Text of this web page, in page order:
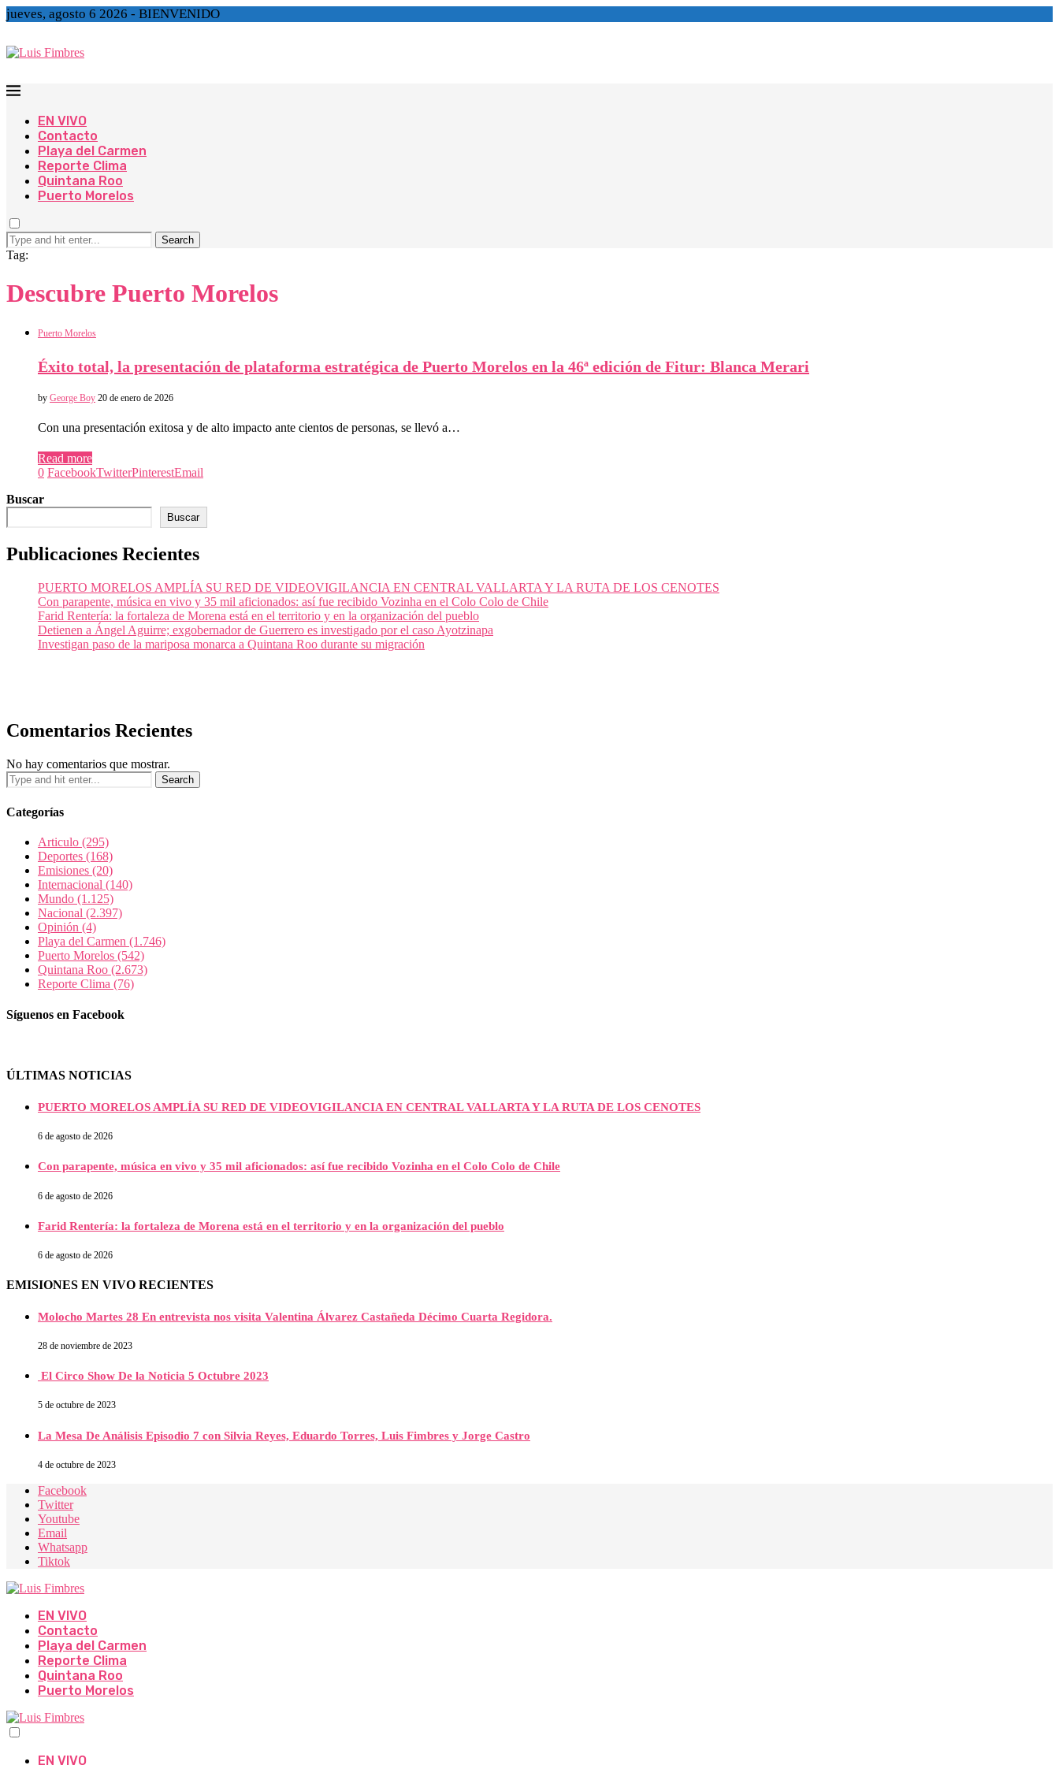
jueves, agosto 6 2026 - BIENVENIDO
EN VIVO
Contacto
Playa del Carmen
Reporte Clima
Quintana Roo
Puerto Morelos
Search
Tag:
Descubre Puerto Morelos
Puerto Morelos
Éxito total, la presentación de plataforma estratégica de Puerto Morelos en la 46ª edición de Fitur: Blanca Merari
by George Boy 20 de enero de 2026
Con una presentación exitosa y de alto impacto ante cientos de personas, se llevó a…
Read more
0 FacebookTwitterPinterestEmail
Buscar
Buscar
Publicaciones Recientes
PUERTO MORELOS AMPLÍA SU RED DE VIDEOVIGILANCIA EN CENTRAL VALLARTA Y LA RUTA DE LOS CENOTES
Con parapente, música en vivo y 35 mil aficionados: así fue recibido Vozinha en el Colo Colo de Chile
Farid Rentería: la fortaleza de Morena está en el territorio y en la organización del pueblo
Detienen a Ángel Aguirre; exgobernador de Guerrero es investigado por el caso Ayotzinapa
Investigan paso de la mariposa monarca a Quintana Roo durante su migración
Comentarios Recientes
No hay comentarios que mostrar.
Categorías
Articulo (295)
Deportes (168)
Emisiones (20)
Internacional (140)
Mundo (1.125)
Nacional (2.397)
Opinión (4)
Playa del Carmen (1.746)
Puerto Morelos (542)
Quintana Roo (2.673)
Reporte Clima (76)
Síguenos en Facebook
ÚLTIMAS NOTICIAS
PUERTO MORELOS AMPLÍA SU RED DE VIDEOVIGILANCIA EN CENTRAL VALLARTA Y LA RUTA DE LOS CENOTES
6 de agosto de 2026
Con parapente, música en vivo y 35 mil aficionados: así fue recibido Vozinha en el Colo Colo de Chile
6 de agosto de 2026
Farid Rentería: la fortaleza de Morena está en el territorio y en la organización del pueblo
6 de agosto de 2026
EMISIONES EN VIVO RECIENTES
Molocho Martes 28 En entrevista nos visita Valentina Álvarez Castañeda Décimo Cuarta Regidora.
28 de noviembre de 2023
El Circo Show De la Noticia 5 Octubre 2023
5 de octubre de 2023
La Mesa De Análisis Episodio 7 con Silvia Reyes, Eduardo Torres, Luis Fimbres y Jorge Castro
4 de octubre de 2023
Facebook
Twitter
Youtube
Email
Whatsapp
Tiktok
EN VIVO
Contacto
Playa del Carmen
Reporte Clima
Quintana Roo
Puerto Morelos
EN VIVO